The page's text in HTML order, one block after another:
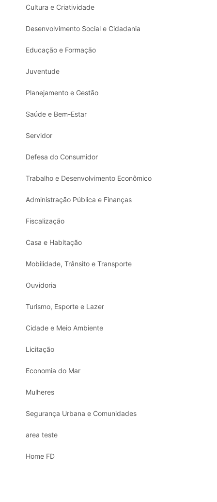
Cultura e Criatividade
Desenvolvimento Social e Cidadania
Educação e Formação
Juventude
Planejamento e Gestão
Saúde e Bem-Estar
Servidor
Defesa do Consumidor
Trabalho e Desenvolvimento Econômico
Administração Pública e Finanças
Fiscalização
Casa e Habitação
Mobilidade, Trânsito e Transporte
Ouvidoria
Turismo, Esporte e Lazer
Cidade e Meio Ambiente
Licitação
Economia do Mar
Mulheres
Segurança Urbana e Comunidades
area teste
Home FD